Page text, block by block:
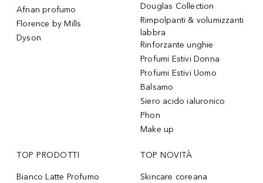
Afnan profumo
Florence by Mills
Dyson
Douglas Collection
Rimpolpanti & volumizzanti
labbra
Rinforzante unghie
Profumi Estivi Donna
Profumi Estivi Uomo
Balsamo
Siero acido ialuronico
Phon
Make up
TOP PRODOTTI
Bianco Latte Profumo
TOP NOVITÀ
Skincare coreana